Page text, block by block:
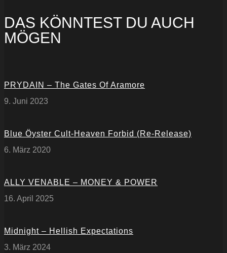
DAS KÖNNTEST DU AUCH
MÖGEN
PRYDAIN – The Gates Of Aramore
9. Juni 2023
Blue Öyster Cult-Heaven Forbid (Re-Release)
6. März 2020
ALLY VENABLE – MONEY & POWER
16. April 2025
Midnight – Hellish Expectations
3. März 2024